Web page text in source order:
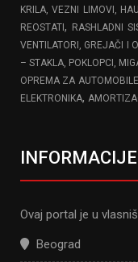
KRILA, VEZNI LIMOVI,
REOSTATI, RASHLADNI
VENTILATORI, GREJAČI I
– STAKLA, POKLOPCI,
OPREMA ZA AUTOMOBILE
ELEKTRONIKA,
Ovaj portal je u
Beograd